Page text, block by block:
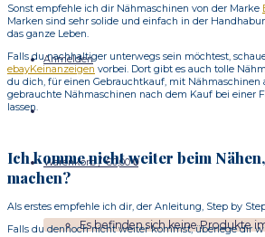
Anmelden
Warenkorb /€0,00 0
Es befinden sich keine Produkte
Sonst empfehle ich dir Nähmaschinen von der Marke
Marken sind sehr solide und einfach in der
das ganze Leben.
Falls du nachhaltiger unterwegs sein möchtest,
ebayKeinanzeigen vorbei. Dort gibt es auch tolle
du dich, für einen Gebrauchtkauf, mit Nähmaschinen
gebrauchte Nähmaschinen nach dem Kauf bei einer
lassen.
Ich komme nicht weiter beim
machen?
Als erstes empfehle ich dir, der Anleitung, Step by
Falls du dennoch nicht weiter kommst, überlege dir